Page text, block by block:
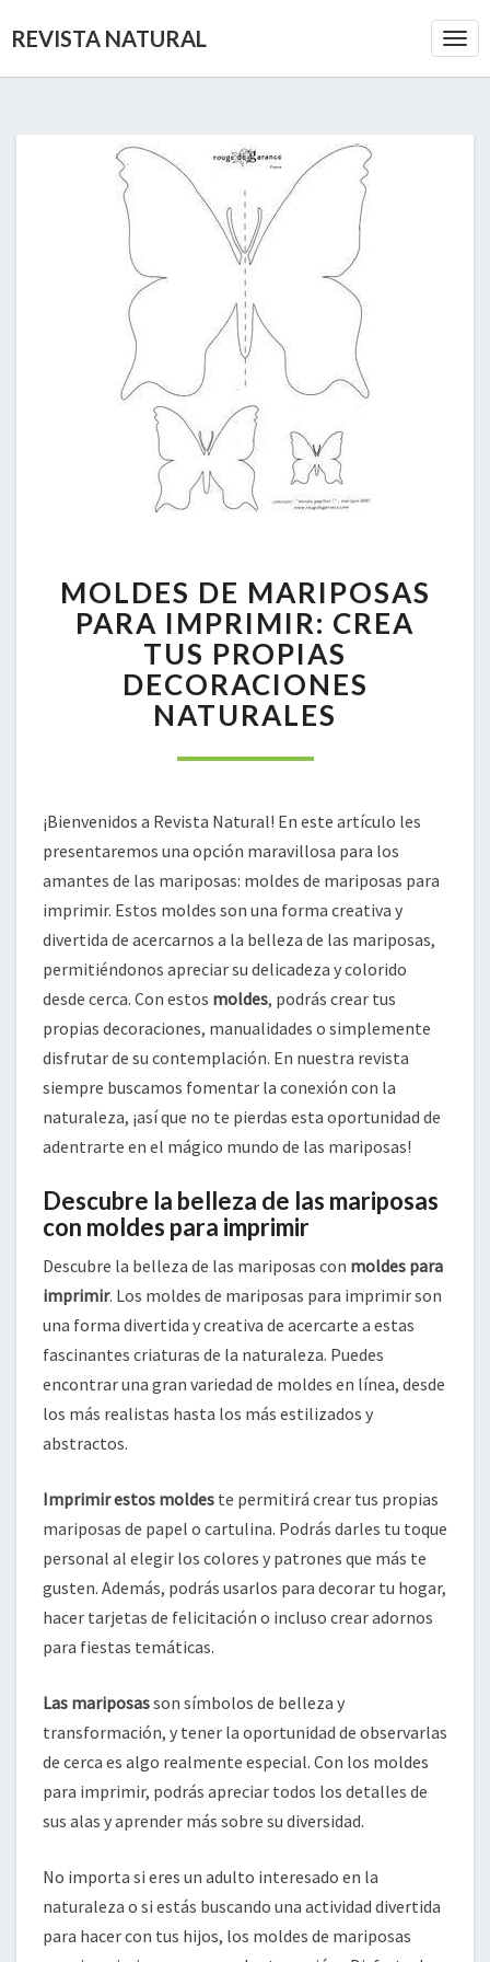
REVISTA NATURAL
DE
MARIPOSAS
PARA
IMPRIMIR:
CREA
TUS
DECORACIONES
MOLDES DE MARIPOSAS
PARA IMPRIMIR: CREA
TUS PROPIAS
DECORACIONES
NATURALES
¡Bienvenidos a Revista Natural! En este artículo les
presentaremos una opción maravillosa para los
amantes de las mariposas: moldes de mariposas para
imprimir. Estos moldes son una forma creativa y
divertida de acercarnos a la belleza de las mariposas,
permitiéndonos apreciar su delicadeza y colorido
desde cerca. Con estos moldes, podrás crear tus
propias decoraciones, manualidades o simplemente
disfrutar de su contemplación. En nuestra revista
siempre buscamos fomentar la conexión con la
naturaleza, ¡así que no te pierdas esta oportunidad de
adentrarte en el mágico mundo de las mariposas!
Descubre la belleza de las mariposas
con moldes para imprimir
Descubre la belleza de las mariposas con moldes para
imprimir. Los moldes de mariposas para imprimir son
una forma divertida y creativa de acercarte a estas
fascinantes criaturas de la naturaleza. Puedes
encontrar una gran variedad de moldes en línea, desde
los más realistas hasta los más estilizados y
abstractos.
Imprimir estos moldes te permitirá crear tus propias
mariposas de papel o cartulina. Podrás darles tu toque
personal al elegir los colores y patrones que más te
gusten. Además, podrás usarlos para decorar tu hogar,
hacer tarjetas de felicitación o incluso crear adornos
para fiestas temáticas.
Las mariposasson símbolos de belleza y
transformación, y tener la oportunidad de observarlas
de cerca es algo realmente especial. Con los moldes
para imprimir, podrás apreciar todos los detalles de
sus alas y aprender más sobre su diversidad.
No importa si eres un adulto interesado en la
naturaleza o si estás buscando una actividad divertida
para hacer con tus hijos, los moldes de mariposas